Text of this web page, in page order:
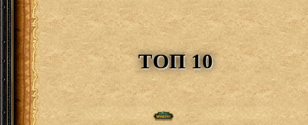
ТОП 10